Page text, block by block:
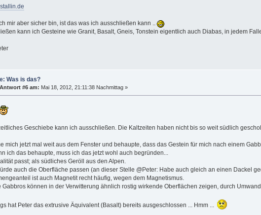
mir aber sicher bin, ist das was ich ausschließen kann ..
kann ich Gesteine wie Granit, Basalt, Gneis, Tonstein eigentlich auch Diabas, in jedem
Was is das?
Antwort #6 am: Mai 18, 2012, 21:11:38 Nachmittag »
Geschiebe kann ich ausschließen. Die Kaltzeiten haben nicht bis so weit südlich
mich jetzt mal weit aus dem Fenster und behaupte, dass das Gestein für mich nach einem
ich das behaupte, muss ich das jetzt wohl auch begründen...
passt; als südliches Geröll aus den Alpen.
auch die Oberfläche passen (an dieser Stelle @Peter: Habe auch gleich an einen Dackel
ist auch Magnetit recht häufig, wegen dem Magnetismus.
Gabbros können in der Verwitterung ähnlich rostig wirkende Oberflächen zeigen, durch
hat Peter das extrusive Äquivalent (Basalt) bereits ausgeschlossen ... Hmm ...